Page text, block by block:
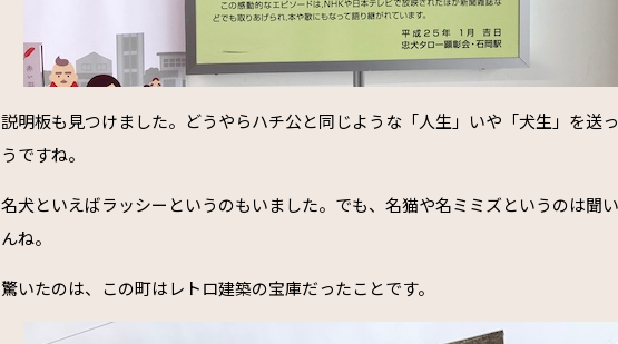
説明板も見つけました。どうやらハチ公と同じような「人生」いや「犬生」を送
うですね。
名犬といえばラッシーというのもいました。でも、名猫や名ミミズというのは聞
んね。
驚いたのは、この町はレトロ建築の宝庫だったことです。